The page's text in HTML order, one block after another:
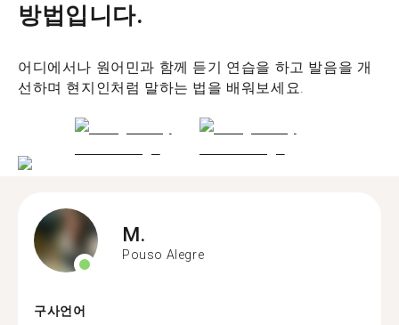
방법입니다.
어디에서나 원어민과 함께 듣기 연습을 하고 발음을 개
선하며 현지인처럼 말하는 법을 배워보세요.
M.
Pouso Alegre
구사언어